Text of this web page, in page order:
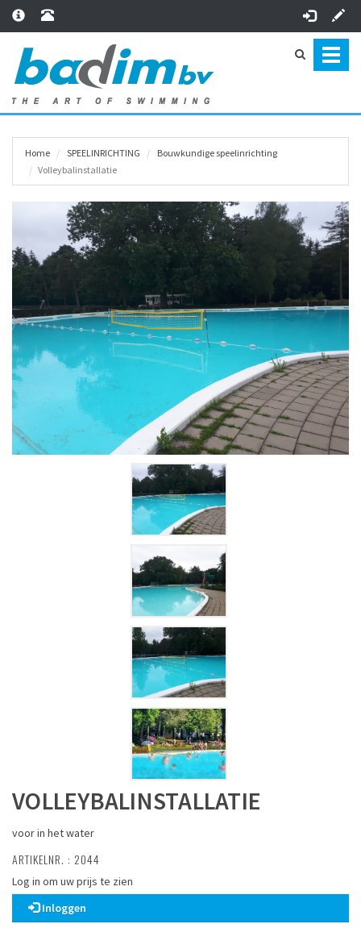
Home SPEEL­INRICHTING
Bouwkundige speelinrichting
Volleybalinstallatie
VOLLEYBALINSTALLATIE
voor in het water
ARTIKELNR. : 2044
Log in om uw prijs te zien
Inloggen